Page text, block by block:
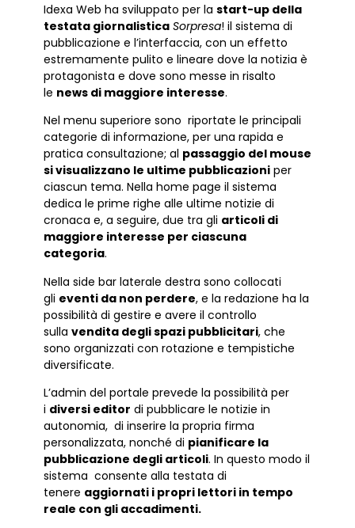
Idexa Web ha sviluppato per la start-up della
testata giornalistica Sorpresa! il sistema di
pubblicazione e l’interfaccia, con un effetto
estremamente pulito e lineare dove la notizia è
protagonista e dove sono messe in risalto
le news di maggiore interesse.
Nel menu superiore sono riportate le principali
categorie di informazione, per una rapida e
pratica consultazione; al passaggio del mouse
si visualizzano le ultime pubblicazioniper
ciascun tema. Nella home page il sistema
dedica le prime righe alle ultime notizie di
cronaca e, a seguire, due tra gli articoli di
maggiore interesse per ciascuna
categoria.
Nella side bar laterale destra sono collocati
gli eventi da non perdere, e la redazione ha la
possibilità di gestire e avere il controllo
sulla vendita degli spazi pubblicitari, che
sono organizzati con rotazione e tempistiche
diversificate.
L’admin del portale prevede la possibilità per
i diversi editor di pubblicare le notizie in
autonomia, di inserire la propria firma
personalizzata, nonché di pianificare la
pubblicazione degli articoli. In questo modo il
sistema consente alla testata di
tenere aggiornati i propri lettori in tempo
reale con gli accadimenti.